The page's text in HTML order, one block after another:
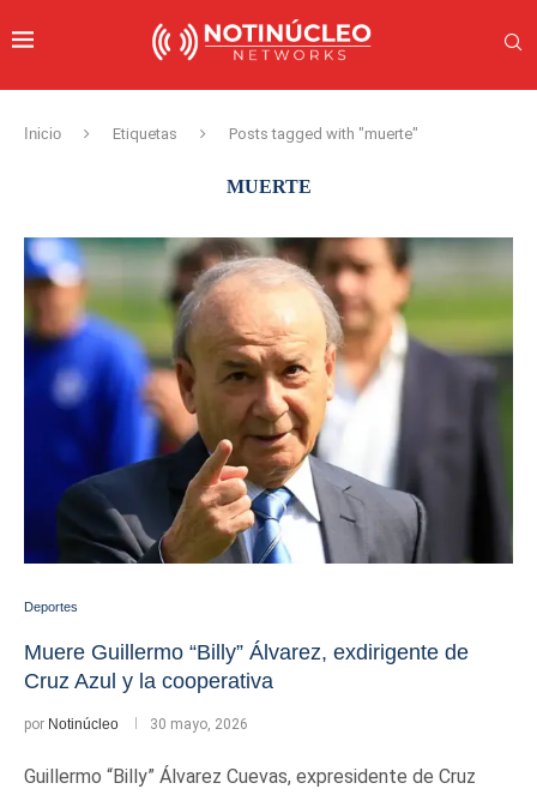
Inicio Etiquetas Posts tagged with "muerte"
MUERTE
Deportes
Muere Guillermo “Billy” Álvarez, exdirigente de
Cruz Azul y la cooperativa
por Notinúcleo 30 mayo, 2026
Guillermo “Billy” Álvarez Cuevas, expresidente de Cruz